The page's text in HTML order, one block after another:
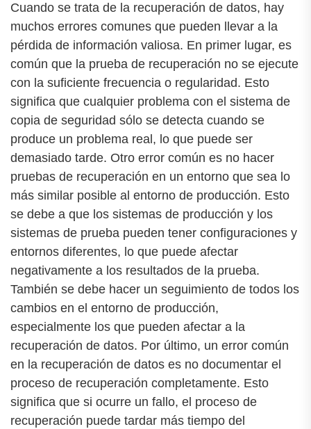
Cuando se trata de la recuperación de datos, hay
muchos errores comunes que pueden llevar a la
pérdida de información valiosa. En primer lugar, es
común que la prueba de recuperación no se ejecute
con la suficiente frecuencia o regularidad. Esto
significa que cualquier problema con el sistema de
copia de seguridad sólo se detecta cuando se
produce un problema real, lo que puede ser
demasiado tarde. Otro error común es no hacer
pruebas de recuperación en un entorno que sea lo
más similar posible al entorno de producción. Esto
se debe a que los sistemas de producción y los
sistemas de prueba pueden tener configuraciones y
entornos diferentes, lo que puede afectar
negativamente a los resultados de la prueba.
También se debe hacer un seguimiento de todos los
cambios en el entorno de producción,
especialmente los que pueden afectar a la
recuperación de datos. Por último, un error común
en la recuperación de datos es no documentar el
proceso de recuperación completamente. Esto
significa que si ocurre un fallo, el proceso de
recuperación puede tardar más tiempo del